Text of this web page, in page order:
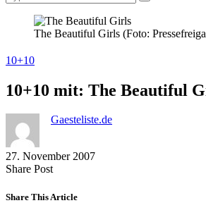
The Beautiful Girls (Foto:
10+10
10+10 mit: The Beautiful
Gaesteliste.de
27. November 2007
Share PostShare
Facebook
Copy
to
Send
via
Share This Article